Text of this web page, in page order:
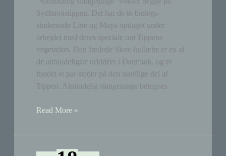
Sydhavnstippen. Det har de to biologi-
studerende Line og Maya opdaget under
arbejdet med deres speciale om Tippens
vegetation. Den fredede Skov-hullæbe er en af
de almindeligste orkidéer i Danmark, og er
fundet et par steder på den nordlige del af
Tippen. Almindelig slangetunge betegnes
Orkidé
Slangetunge
Read More »